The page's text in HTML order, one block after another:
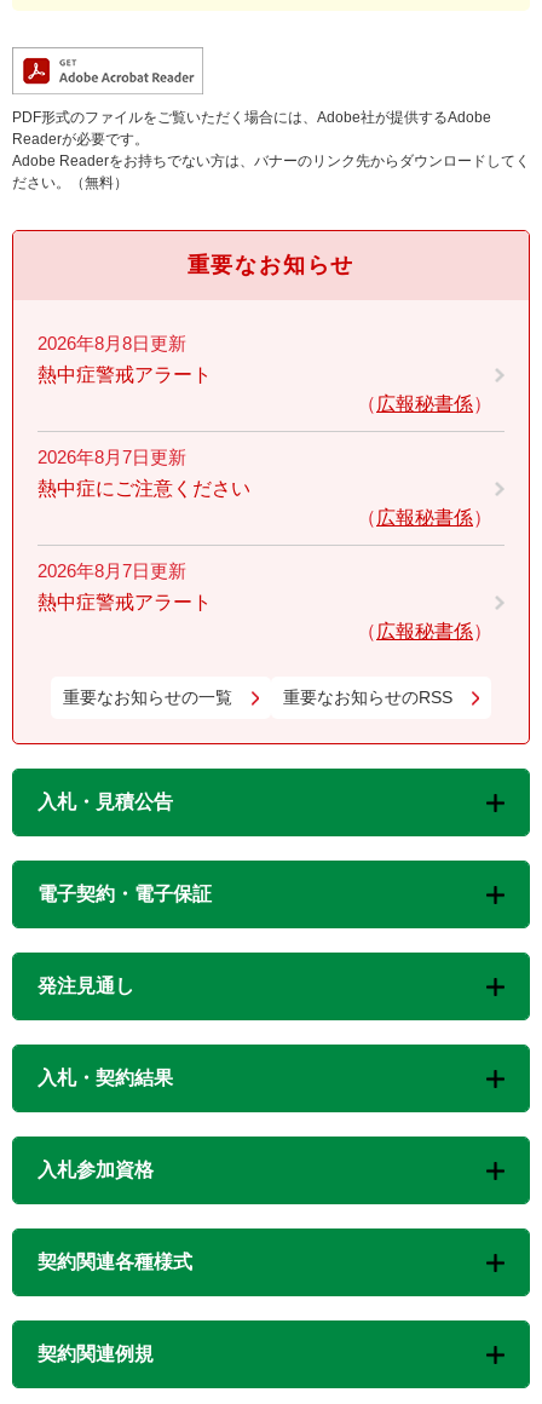
PDF形式のファイルをご覧いただく場合には、Adobe社が提供するAdobe
Readerが必要です。
Adobe Readerをお持ちでない方は、バナーのリンク先からダウンロードしてく
ださい。（無料）
重要なお知らせ
2026年8月8日更新
熱中症警戒アラート
広報秘書係
2026年8月7日更新
熱中症にご注意ください
広報秘書係
2026年8月7日更新
熱中症警戒アラート
広報秘書係
重要なお知らせの一覧 重要なお知らせのRSS
入札・見積公告
電子契約・電子保証
発注見通し
入札・契約結果
入札参加資格
契約関連各種様式
契約関連例規